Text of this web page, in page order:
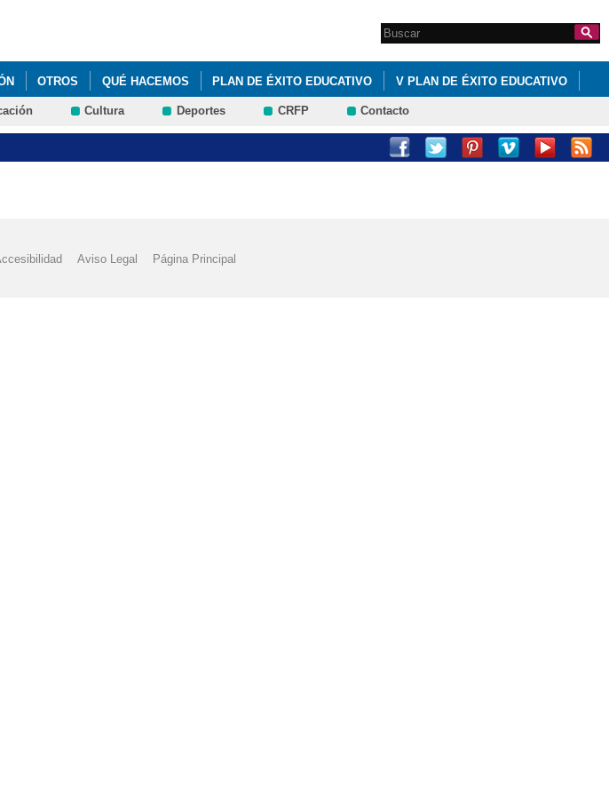
Formulario de
búsqueda
Search this site
OTROS QUÉ HACEMOS PLAN DE ÉXITO EDUCATIVO V PLAN DE ÉXITO EDUCATIVO
Cultura Deportes CRFP Contacto
Aviso Legal Página Principal